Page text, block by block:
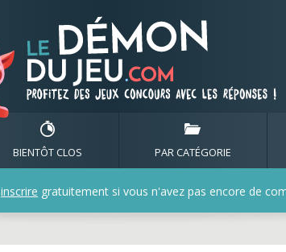
BIENTÔT CLOS PAR CATÉGORIE
inscrire gratuitement si vous n'avez pas encore de